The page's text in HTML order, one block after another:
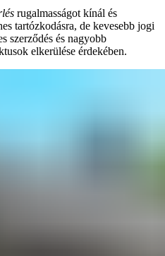
rugalmasságot kínál és
tartózkodásra, de kevesebb jogi
szerződés és nagyobb
elkerülése érdekében.